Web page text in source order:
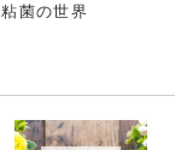
粘菌の世界